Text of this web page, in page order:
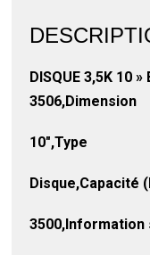
DISQUE 3,5K 10 »
3506,Dimension
10″,Type
Disque,Capacité
3500,Information